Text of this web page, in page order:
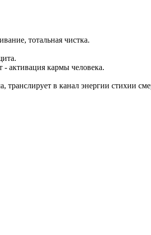
тотальная чистка.
активация кармы человека.
транслирует в канал энергии стихии